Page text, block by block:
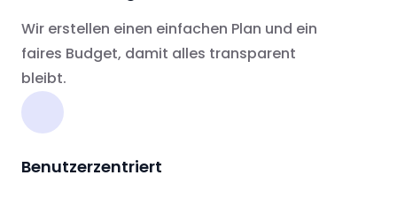
Wir erstellen einen einfachen Plan und ein
faires Budget, damit alles transparent
bleibt.
Benutzerzentriert